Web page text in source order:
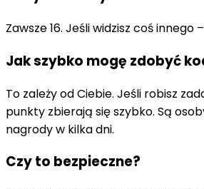
Zawsze 16. Jeśli widzisz coś innego
Jak szybko mogę zdobyć
To zależy od Ciebie. Jeśli robisz
punkty zbierają się szybko. Są
nagrody w kilka dni.
Czy to bezpieczne?